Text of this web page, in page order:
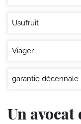
Usufruit
Viager
garantie décennale
Un avocat